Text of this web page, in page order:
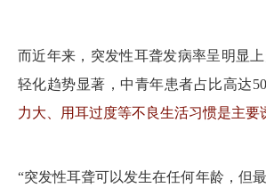
而近年来，突发性耳聋发病率呈明显
轻化趋势显著，中青年患者占比高达
力大、用耳过度等不良生活习惯是主要
“突发性耳聋可以发生在任何年龄，但